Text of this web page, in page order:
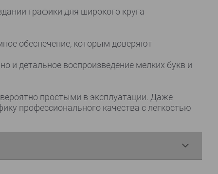
графики для широкого круга
обеспечение, которым доверяют
и детальное воспроизведение мелких букв и
простыми в эксплуатации. Даже
профессионального качества с легкостью